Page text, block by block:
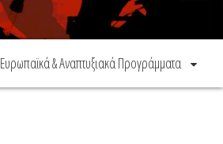
Ευρωπαϊκά & Αναπτυξιακά Προγράμματα